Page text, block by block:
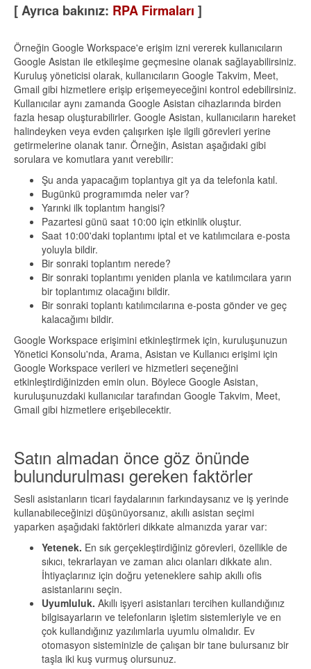
[ Ayrıca bakınız: RPA Firmaları ]
Örneğin Google Workspace'e erişim izni vererek kullanıcıların
Google Asistan ile etkileşime geçmesine olanak sağlayabilirsiniz.
Kuruluş yöneticisi olarak, kullanıcıların Google Takvim, Meet,
Gmail gibi hizmetlere erişip erişemeyeceğini kontrol edebilirsiniz.
Kullanıcılar aynı zamanda Google Asistan cihazlarında birden
fazla hesap oluşturabilirler. Google Asistan, kullanıcıların hareket
halindeyken veya evden çalışırken işle ilgili görevleri yerine
getirmelerine olanak tanır. Örneğin, Asistan aşağıdaki gibi
sorulara ve komutlara yanıt verebilir:
Şu anda yapacağım toplantıya git ya da telefonla katıl.
Bugünkü programımda neler var?
Yarınki ilk toplantım hangisi?
Pazartesi günü saat 10:00 için etkinlik oluştur.
Saat 10:00'daki toplantımı iptal et ve katılımcılara e-posta
yoluyla bildir.
Bir sonraki toplantım nerede?
Bir sonraki toplantımı yeniden planla ve katılımcılara yarın
bir toplantımız olacağını bildir.
Bir sonraki toplantı katılımcılarına e-posta gönder ve geç
kalacağımı bildir.
Google Workspace erişimini etkinleştirmek için, kuruluşunuzun
Yönetici Konsolu'nda, Arama, Asistan ve Kullanıcı erişimi için
Google Workspace verileri ve hizmetleri seçeneğini
etkinleştirdiğinizden emin olun. Böylece Google Asistan,
kuruluşunuzdaki kullanıcılar tarafından Google Takvim, Meet,
Gmail gibi hizmetlere erişebilecektir.
Satın almadan önce göz önünde
bulundurulması gereken faktörler
Sesli asistanların ticari faydalarının farkındaysanız ve iş yerinde
kullanabileceğinizi düşünüyorsanız, akıllı asistan seçimi
yaparken aşağıdaki faktörleri dikkate almanızda yarar var:
Yetenek. En sık gerçekleştirdiğiniz görevleri, özellikle de
sıkıcı, tekrarlayan ve zaman alıcı olanları dikkate alın.
İhtiyaçlarınız için doğru yeteneklere sahip akıllı ofis
asistanlarını seçin.
Uyumluluk. Akıllı işyeri asistanları tercihen kullandığınız
bilgisayarların ve telefonların işletim sistemleriyle ve en
çok kullandığınız yazılımlarla uyumlu olmalıdır. Ev
otomasyon sisteminizle de çalışan bir tane bulursanız bir
taşla iki kuş vurmuş olursunuz.